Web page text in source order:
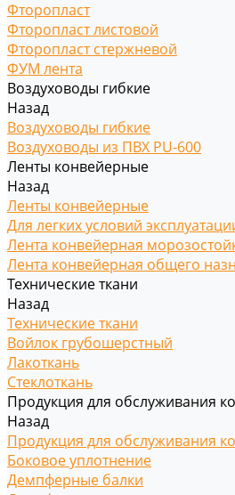
Фторопласт
Фторопласт листовой
Фторопласт стержневой
ФУМ лента
Воздуховоды гибкие
Назад
Воздуховоды гибкие
Воздуховоды из ПВХ PU-600
Ленты конвейерные
Назад
Ленты конвейерные
Для легких условий
Лента конвейерная
Лента конвейерная общего
Технические ткани
Назад
Технические ткани
Войлок грубошерстный
Лакоткань
Стеклоткань
Продукция для обслуживания
Назад
Продукция для обслуживания
Боковое уплотнение
Демпферные балки